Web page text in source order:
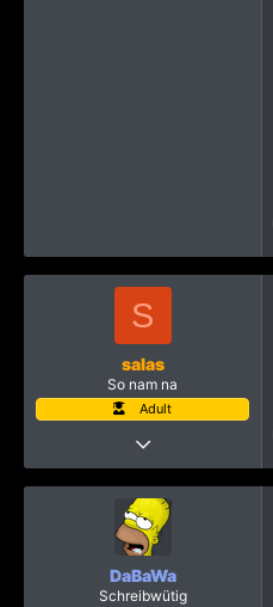
S
salas
So nam na
Adult
22 Oktober 2008
9.070
DaBaWa
Schreibwütig